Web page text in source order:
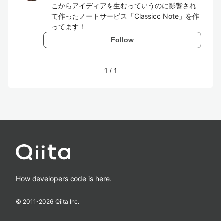
こからアイディアを生むっていうのに影響され
て作ったノートサービス「Classicc Note」を作
ってます！
Follow
1 / 1
How developers code is here.
© 2011-2026 Qiita Inc.